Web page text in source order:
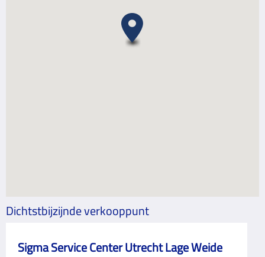
Dichtstbijzijnde verkooppunt
Sigma Service Center Utrecht Lage Weide